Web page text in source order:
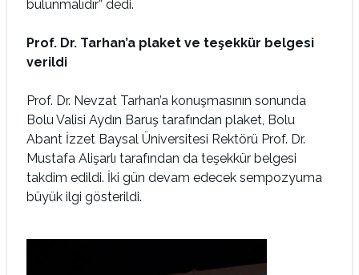
bulunmalıdır” dedi.
Prof. Dr. Tarhan’a plaket ve teşekkür belgesi
verildi
Prof. Dr. Nevzat Tarhan’a konuşmasının sonunda
Bolu Valisi Aydın Baruş tarafından plaket, Bolu
Abant İzzet Baysal Üniversitesi Rektörü Prof. Dr.
Mustafa Alişarlı tarafından da teşekkür belgesi
takdim edildi. İki gün devam edecek sempozyuma
büyük ilgi gösterildi.